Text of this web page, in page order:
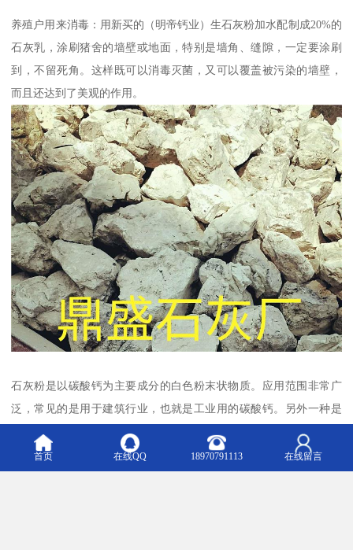
养殖户用来消毒：用新买的（明帝钙业）生石灰粉加水配制成20%的
石灰乳，涂刷猪舍的墙壁或地面，特别是墙角、缝隙，一定要涂刷
到，不留死角。这样既可以消毒灭菌，又可以覆盖被污染的墙壁，
而且还达到了美观的作用。
石灰粉是以碳酸钙为主要成分的白色粉末状物质。应用范围非常广
泛，常见的是用于建筑行业，也就是工业用的碳酸钙。另外一种是
食品级碳酸钙，作为一种常见的补钙剂，被广泛应用。
首页 在线QQ 18970791113 在线留言